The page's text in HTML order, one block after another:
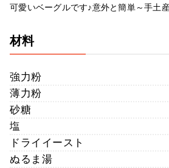
可愛いベーグルです♪意外と簡単～手土
材料
強力粉
薄力粉
砂糖
塩
ドライイースト
ぬるま湯